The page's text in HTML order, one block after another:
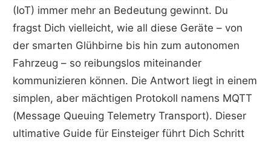
(IoT) immer mehr an Bedeutung gewinnt. Du
fragst Dich vielleicht, wie all diese Geräte – von
der smarten Glühbirne bis hin zum autonomen
Fahrzeug – so reibungslos miteinander
kommunizieren können. Die Antwort liegt in einem
simplen, aber mächtigen Protokoll namens MQTT
(Message Queuing Telemetry Transport). Dieser
ultimative Guide für Einsteiger führt Dich Schritt